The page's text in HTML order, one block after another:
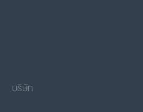
บริษัท